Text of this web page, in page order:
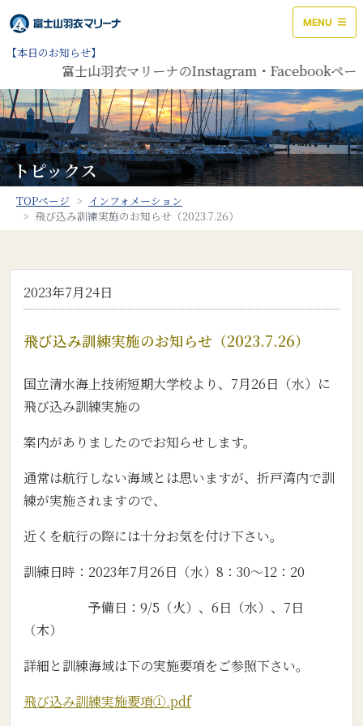
MENU
【本日のお知らせ】
富士山羽衣マリーナのInstagram・Facebookペー
トピックス
TOPページ
インフォメーション
飛び込み訓練実施のお知らせ（2023.7.26）
2023年7月24日
飛び込み訓練実施のお知らせ（2023.7.26）
国立清水海上技術短期大学校より、7月26日（水）に
飛び込み訓練実施の
案内がありましたのでお知らせします。
通常は航行しない海域とは思いますが、折戸湾内で訓
練が実施されますので、
近くを航行の際には十分お気を付け下さい。
訓練日時：2023年7月26日（水）8：30～12：20
予備日：9/5（火）、6日（水）、7日
（木）
詳細と訓練海域は下の実施要項をご参照下さい。
飛び込み訓練実施要項①.pdf